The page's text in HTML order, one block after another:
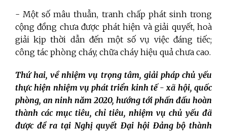
- Một số mâu thuẫn, tranh chấp phát sinh trong
cộng đồng chưa được phát hiện và giải quyết, hoà
giải kịp thời dẫn đến một số vụ việc đáng tiếc;
công tác phòng cháy, chữa cháy hiệu quả chưa cao.
Thứ hai, về nhiệm vụ trọng tâm, giải pháp chủ yếu
thực hiện nhiệm vụ phát triển kinh tế - xã hội, quốc
phòng, an ninh năm 2020, hướng tới phấn đấu hoàn
thành các mục tiêu, chỉ tiêu, nhiệm vụ chủ yếu đã
được đề ra tại Nghị quyết Đại hội Đảng bộ thành